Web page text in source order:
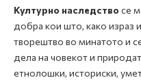
Културно наследство се
добра кои што, како израз
творештво во минатото и
дела на човекот и
етнолошки, историски,